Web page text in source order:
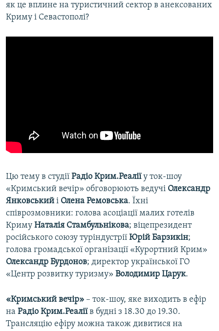
як це вплине на туристичний сектор в анексованих
Криму і Севастополі?
Цю тему в студії Радіо Крим.Реаліїу ток-шоу
«Кримський вечір» обговорюють ведучі Олександр
Янковський і Олена Ремовська. Їхні
співрозмовники: голова асоціації малих готелів
Криму Наталія Стамбульнікова; віцепрезидент
російського союзу туріндустрії Юрій Барзикін;
голова громадської організації «Курортний Крим»
Олександр Бурдонов; директор української ГО
«Центр розвитку туризму» Володимир Царук.
«Кримський вечір» – ток-шоу, яке виходить в ефір
на Радіо Крим.Реаліїв будні з 18.30 до 19.30.
Трансляцію ефіру можна також дивитися на